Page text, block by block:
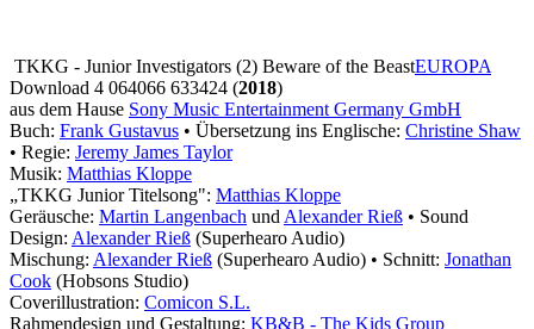
TKKG - Junior Investigators (2) Beware of the BeastEUROPA
Download 4 064066 633424 (2018)
aus dem Hause Sony Music Entertainment Germany GmbH
Buch: Frank Gustavus • Übersetzung ins Englische: Christine Shaw
• Regie: Jeremy James Taylor
Musik: Matthias Kloppe
„TKKG Junior Titelsong": Matthias Kloppe
Geräusche: Martin Langenbach und Alexander Rieß • Sound
Design: Alexander Rieß (Superhearo Audio)
Mischung: Alexander Rieß (Superhearo Audio) • Schnitt: Jonathan
Cook (Hobsons Studio)
Coverillustration: Comicon S.L.
Rahmendesign und Gestaltung: KB&B - The Kids Group